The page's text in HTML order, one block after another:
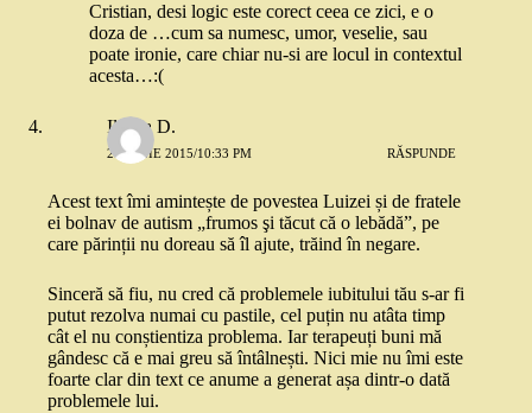
Cristian, desi logic este corect ceea ce zici, e o
doza de …cum sa numesc, umor, veselie, sau
poate ironie, care chiar nu-si are locul in contextul
acesta…:(
Ileana D.
27 IUNIE 2015/10:33 PM RĂSPUNDE
Acest text îmi amintește de povestea Luizei și de fratele
ei bolnav de autism „frumos şi tăcut că o lebădă”, pe
care părinții nu doreau să îl ajute, trăind în negare.
Sinceră să fiu, nu cred că problemele iubitului tău s-ar fi
putut rezolva numai cu pastile, cel puțin nu atâta timp
cât el nu conștientiza problema. Iar terapeuți buni mă
gândesc că e mai greu să întâlnești. Nici mie nu îmi este
foarte clar din text ce anume a generat așa dintr-o dată
problemele lui.